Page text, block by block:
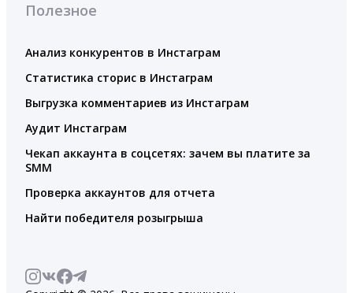
Полезное
Анализ конкурентов в Инстаграм
Статистика сторис в Инстаграм
Выгрузка комментариев из Инстаграм
Аудит Инстаграм
Чекап аккаунта в соцсетях: зачем вы платите за
SMM
Проверка аккаунтов для отчета
Найти победителя розыгрыша